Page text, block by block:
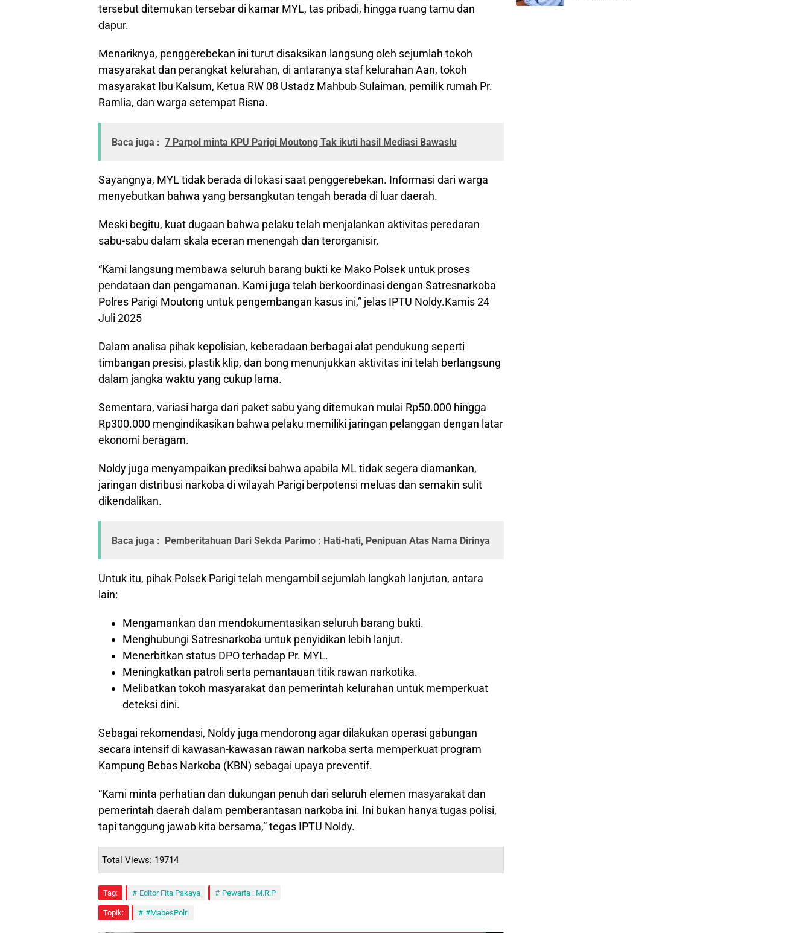
tersebut ditemukan tersebar di kamar MYL, tas pribadi, hingga ruang tamu dan
dapur.
Menariknya, penggerebekan ini turut disaksikan langsung oleh sejumlah tokoh
masyarakat dan perangkat kelurahan, di antaranya staf kelurahan Aan, tokoh
masyarakat Ibu Kalsum, Ketua RW 08 Ustadz Mahbub Sulaiman, pemilik rumah Pr.
Ramlia, dan warga setempat Risna.
Baca juga : 7 Parpol minta KPU Parigi Moutong Tak ikuti hasil Mediasi Bawaslu
Sayangnya, MYL tidak berada di lokasi saat penggerebekan. Informasi dari warga
menyebutkan bahwa yang bersangkutan tengah berada di luar daerah.
Meski begitu, kuat dugaan bahwa pelaku telah menjalankan aktivitas peredaran
sabu-sabu dalam skala eceran menengah dan terorganisir.
“Kami langsung membawa seluruh barang bukti ke Mako Polsek untuk proses
pendataan dan pengamanan. Kami juga telah berkoordinasi dengan Satresnarkoba
Polres Parigi Moutong untuk pengembangan kasus ini,” jelas IPTU Noldy.Kamis 24
Juli 2025
Dalam analisa pihak kepolisian, keberadaan berbagai alat pendukung seperti
timbangan presisi, plastik klip, dan bong menunjukkan aktivitas ini telah berlangsung
dalam jangka waktu yang cukup lama.
Sementara, variasi harga dari paket sabu yang ditemukan mulai Rp50.000 hingga
Rp300.000 mengindikasikan bahwa pelaku memiliki jaringan pelanggan dengan latar
ekonomi beragam.
Noldy juga menyampaikan prediksi bahwa apabila ML tidak segera diamankan,
jaringan distribusi narkoba di wilayah Parigi berpotensi meluas dan semakin sulit
dikendalikan.
Baca juga : Pemberitahuan Dari Sekda Parimo : Hati-hati, Penipuan Atas Nama Dirinya
Untuk itu, pihak Polsek Parigi telah mengambil sejumlah langkah lanjutan, antara
lain:
Mengamankan dan mendokumentasikan seluruh barang bukti.
Menghubungi Satresnarkoba untuk penyidikan lebih lanjut.
Menerbitkan status DPO terhadap Pr. MYL.
Meningkatkan patroli serta pemantauan titik rawan narkotika.
Melibatkan tokoh masyarakat dan pemerintah kelurahan untuk memperkuat
deteksi dini.
Sebagai rekomendasi, Noldy juga mendorong agar dilakukan operasi gabungan
secara intensif di kawasan-kawasan rawan narkoba serta memperkuat program
Kampung Bebas Narkoba (KBN) sebagai upaya preventif.
“Kami minta perhatian dan dukungan penuh dari seluruh elemen masyarakat dan
pemerintah daerah dalam pemberantasan narkoba ini. Ini bukan hanya tugas polisi,
tapi tanggung jawab kita bersama,” tegas IPTU Noldy.
Total Views: 19714
Tag: Editor Fita Pakaya Pewarta : M.R.P
Topik: #MabesPolri